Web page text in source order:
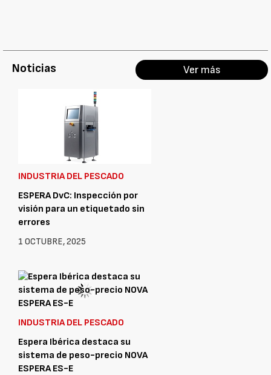
Noticias Ver más
INDUSTRIA DEL PESCADO
ESPERA DvC: Inspección por
visión para un etiquetado sin
errores
1 OCTUBRE, 2025
INDUSTRIA DEL PESCADO
Espera Ibérica destaca su
sistema de peso-precio NOVA
ESPERA ES-E